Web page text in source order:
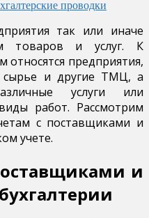
проводки
так или иначе
товаров и услуг. К
предприятия,
сырье и другие ТМЦ, а
услуги или
работ. Рассмотрим
с поставщиками и
учете.
и